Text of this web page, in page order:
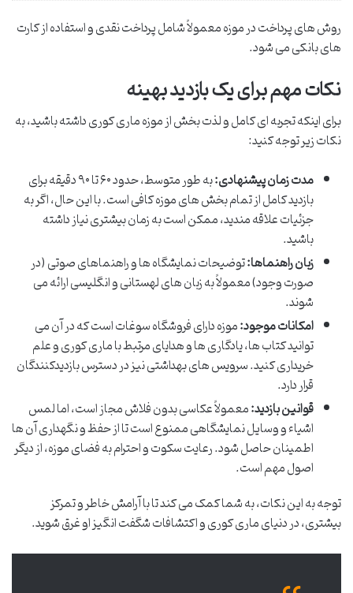
روش های پرداخت در موزه معمولاً شامل پرداخت نقدی و استفاده از کارت
های بانکی می شود.
نکات مهم برای یک بازدید بهینه
برای اینکه تجربه ای کامل و لذت بخش از موزه ماری کوری داشته باشید، به
نکات زیر توجه کنید:
مدت زمان پیشنهادی:
به طور متوسط، حدود ۶۰ تا ۹۰ دقیقه برای
بازدید کامل از تمام بخش های موزه کافی است. با این حال، اگر به
جزئیات علاقه مندید، ممکن است به زمان بیشتری نیاز داشته
باشید.
زبان راهنماها:توضیحات نمایشگاه ها و راهنماهای صوتی (در
صورت وجود) معمولاً به زبان های لهستانی و انگلیسی ارائه می
شوند.
امکانات موجود:موزه دارای فروشگاه سوغات است که در آن می
توانید کتاب ها، یادگاری ها و هدایای مرتبط با ماری کوری و علم
خریداری کنید. سرویس های بهداشتی نیز در دسترس بازدیدکنندگان
قرار دارد.
قوانین بازدید:معمولاً عکاسی بدون فلاش مجاز است، اما لمس
اشیاء و وسایل نمایشگاهی ممنوع است تا از حفظ و نگهداری آن ها
اطمینان حاصل شود. رعایت سکوت و احترام به فضای موزه، از دیگر
اصول مهم است.
توجه به این نکات، به شما کمک می کند تا با آرامش خاطر و تمرکز
بیشتری، در دنیای ماری کوری و اکتشافات شگفت انگیز او غرق شوید.